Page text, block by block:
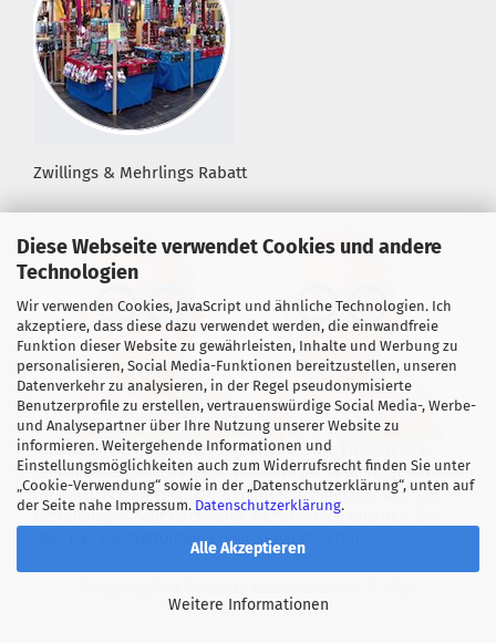
Diese Webseite verwendet Cookies und andere
Technologien
Wir verwenden Cookies, JavaScript und ähnliche Technologien. Ich
akzeptiere, dass diese dazu verwendet werden, die einwandfreie
Funktion dieser Website zu gewährleisten, Inhalte und Werbung zu
personalisieren, Social Media-Funktionen bereitzustellen, unseren
Datenverkehr zu analysieren, in der Regel pseudonymisierte
Benutzerprofile zu erstellen, vertrauenswürdige Social Media-, Werbe-
und Analysepartner über Ihre Nutzung unserer Website zu
informieren. Weitergehende Informationen und
Einstellungsmöglichkeiten auch zum Widerrufsrecht finden Sie unter
„Cookie-Verwendung“ sowie in der „Datenschutzerklärung“, unten auf
der Seite nahe Impressum. Datenschutzerklärung.
Alle Akzeptieren
Weitere Informationen
Zwillings & Mehrlings Rabatt
Für alle Zwillings- &, Mehrlingseltern sowie kinderreiche
Familien mit mind. 3 eigenen Kindern bis 18 Jahre! gewähren
wir einen "Zwillingsrabatt" in Höhe von mind. 5%* auf Ihre
Bestellungen (*auf Nachweis). Weitere Infos erhalten Sie
über das Kontaktformular oder Servicetelefon.